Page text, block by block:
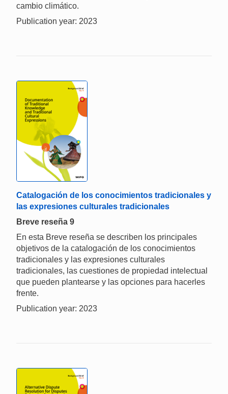
cambio climático.
Publication year: 2023
Catalogación de los conocimientos tradicionales y
las expresiones culturales tradicionales
Breve reseña 9
En esta Breve reseña se describen los principales
objetivos de la catalogación de los conocimientos
tradicionales y las expresiones culturales
tradicionales, las cuestiones de propiedad intelectual
que pueden plantearse y las opciones para hacerles
frente.
Publication year: 2023